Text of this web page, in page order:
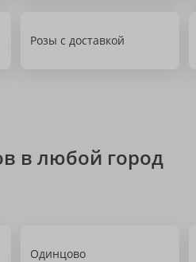
Розы с доставкой
в любой город
Одинцово